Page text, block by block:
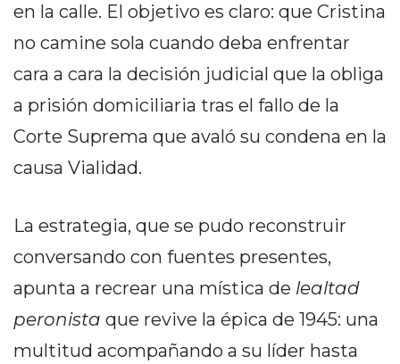
MAPA
DIARIO
TAPA
DIARIO
DIARIO
DE
MEDIOS
INFOPBA
en la calle. El objetivo es claro: que Cristina
no camine sola cuando deba enfrentar
cara a cara la decisión judicial que la obliga
a prisión domiciliaria tras el fallo de la
Corte Suprema que avaló su condena en la
causa Vialidad.
La estrategia, que se pudo reconstruir
conversando con fuentes presentes,
apunta a recrear una mística de lealtad
peronista que revive la épica de 1945: una
multitud acompañando a su líder hasta